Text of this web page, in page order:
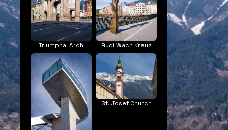
Triumphal Arch Rudi Wach Kreuz
St. Josef Church